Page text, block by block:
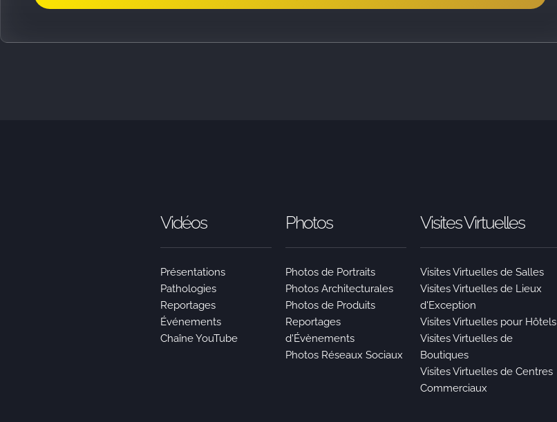
Vidéos
Présentations
Pathologies
Reportages
Événements
Chaîne YouTube
Photos
Photos de Portraits
Photos Architecturales
Photos de Produits
Reportages
d'Évènements
Photos Réseaux Sociaux
Visites Virtuelles
Visites Virtuelles de Salles
Visites Virtuelles de Lieux
d'Exception
Visites Virtuelles pour Hôtels
Visites Virtuelles de
Boutiques
Visites Virtuelles de Centres
Commerciaux